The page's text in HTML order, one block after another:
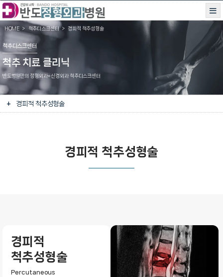
HOME 척추디스크센터 경피적 척추성형술
척추디스크센터
척추 치료 클리닉
반도병원만의 정형외과+신경외과 척추디스크센터
경피적 척추성형술
경피적 척추성형술
경피적
척추성형술
Percutaneous